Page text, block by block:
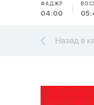
ФАДЖР
04:00
Назад в